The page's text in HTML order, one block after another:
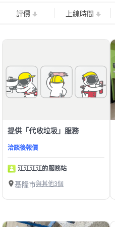
評價 上線時間
提供「代收垃圾」服務
洽談後報價
江江江江的服務站
基隆市與其他3個